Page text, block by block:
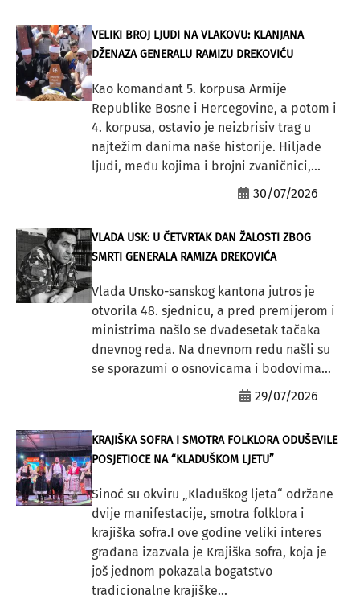
VELIKI BROJ LJUDI NA VLAKOVU: KLANJANA
DŽENAZA GENERALU RAMIZU DREKOVIĆU
Kao komandant 5. korpusa Armije
Republike Bosne i Hercegovine, a potom i
4. korpusa, ostavio je neizbrisiv trag u
najtežim danima naše historije. Hiljade
ljudi, među kojima i brojni zvaničnici,...
30/07/2026
VLADA USK: U ČETVRTAK DAN ŽALOSTI ZBOG
SMRTI GENERALA RAMIZA DREKOVIĆA
Vlada Unsko-sanskog kantona jutros je
otvorila 48. sjednicu, a pred premijerom i
ministrima našlo se dvadesetak tačaka
dnevnog reda. Na dnevnom redu našli su
se sporazumi o osnovicama i bodovima...
29/07/2026
KRAJIŠKA SOFRA I SMOTRA FOLKLORA ODUŠEVILE
POSJETIOCE NA “KLADUŠKOM LJETU”
Sinoć su okviru „Kladuškog ljeta“ održane
dvije manifestacije, smotra folklora i
krajiška sofra.I ove godine veliki interes
građana izazvala je Krajiška sofra, koja je
još jednom pokazala bogatstvo
tradicionalne krajiške...